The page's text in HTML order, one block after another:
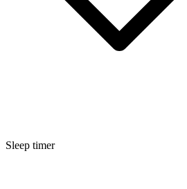
Sleep timer